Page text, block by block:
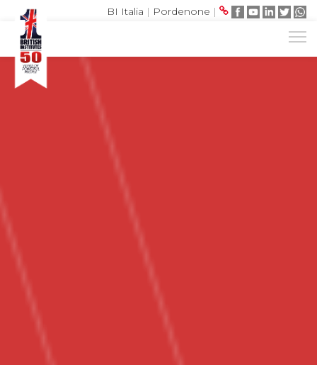
BI Italia | Pordenone |